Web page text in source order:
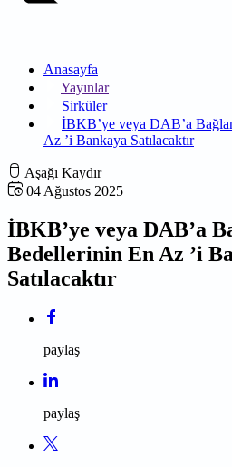
Anasayfa
Yayınlar
Sirküler
İBKB’ye veya DAB’a
Az ’i Bankaya Satılacaktır
Aşağı Kaydır
04 Ağustos 2025
İBKB’ye veya DAB’a
Bedellerinin En Az ’i
Satılacaktır
paylaş
paylaş